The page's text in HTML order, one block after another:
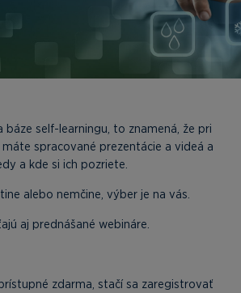
báze self-learningu, to znamená, že pri
spracované prezentácie a videá a
a kde si ich pozriete.
alebo nemčine, výber je na vás.
aj prednášané webináre.
zdarma, stačí sa zaregistrovať